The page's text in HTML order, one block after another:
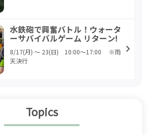
水鉄砲で興奮バトル！ウォータ
ーサバイバルゲーム リターン!
8/17(月) ～ 23(日) 10:00〜17:00 ※雨
天決行
Topics